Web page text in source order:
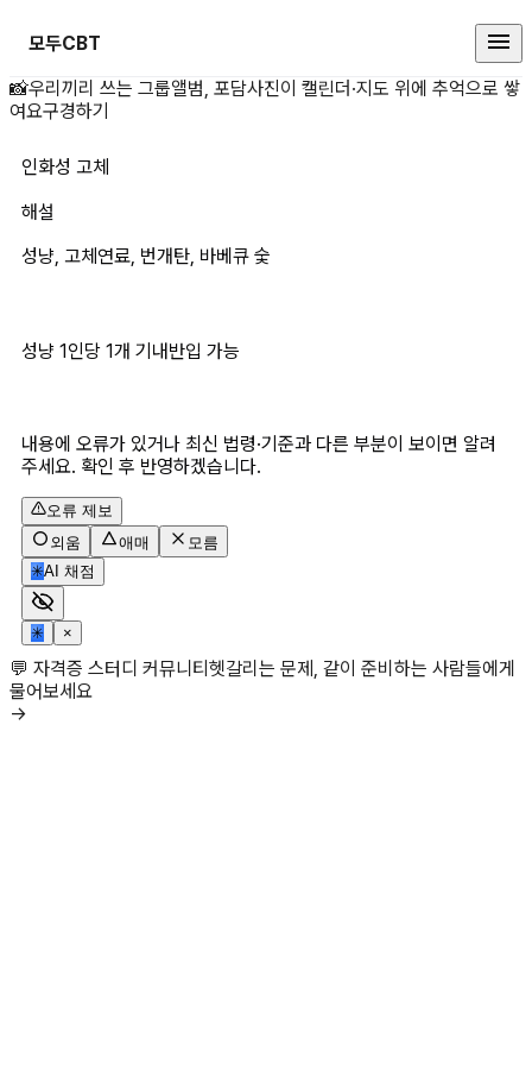
모두CBT
인화성 고체 상세 페이지
📸우리끼리 쓰는 그룹앨범, 포담사진이 캘린더·지도 위에 추억으로 쌓
여요구경하기
인화성 고체
해설
성냥, 고체연료, 번개탄, 바베큐 숯
성냥 1인당 1개 기내반입 가능
내용에 오류가 있거나 최신 법령·기준과 다른 부분이 보이면 알려
주세요. 확인 후 반영하겠습니다.
오류 제보
외움
애매
모름
✳AI 채점
✳ ×
💬 자격증 스터디 커뮤니티헷갈리는 문제, 같이 준비하는 사람들에게
물어보세요
→